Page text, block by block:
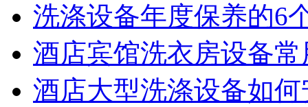
洗涤设备年度保养的6
酒店宾馆洗衣房设备
酒店大型洗涤设备如